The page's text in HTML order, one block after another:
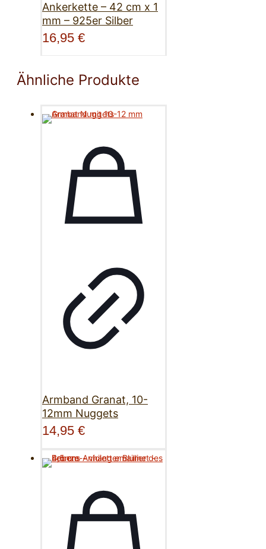
Ankerkette – 42 cm x 1
mm – 925er Silber
16,95 €
Ähnliche Produkte
Armband Granat, 10-
12mm Nuggets
14,95 €